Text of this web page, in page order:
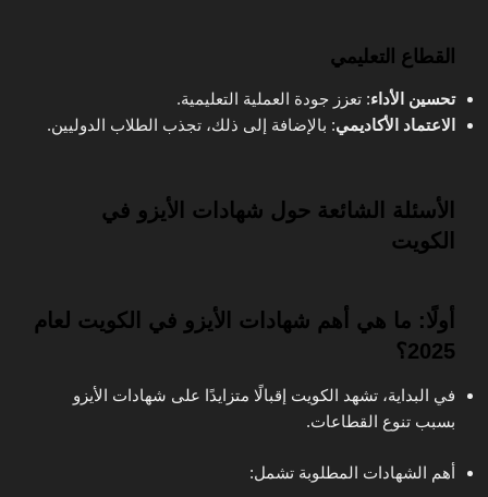
القطاع التعليمي
تحسين الأداء: تعزز جودة العملية التعليمية.
الاعتماد الأكاديمي: بالإضافة إلى ذلك، تجذب الطلاب الدوليين.
الأسئلة الشائعة حول شهادات الأيزو في
الكويت
أولًا: ما هي أهم شهادات الأيزو في الكويت لعام
2025؟
في البداية، تشهد الكويت إقبالًا متزايدًا على شهادات الأيزو
بسبب تنوع القطاعات.
أهم الشهادات المطلوبة تشمل: